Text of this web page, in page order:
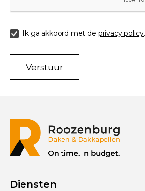
Ik ga akkoord met de privacy policy.
Diensten